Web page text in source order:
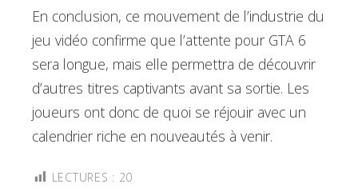
En conclusion, ce mouvement de l’industrie du
jeu vidéo confirme que l’attente pour GTA 6
sera longue, mais elle permettra de découvrir
d’autres titres captivants avant sa sortie. Les
joueurs ont donc de quoi se réjouir avec un
calendrier riche en nouveautés à venir.
LECTURES : 20